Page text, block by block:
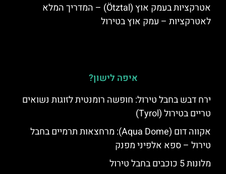
אטרקציות בעמק אוץ (Ötztal) – המדריך המלא
לאטרקציות – עמק אוץ בטירול
איפה לישון?
ירח דבש בחבל טירול: חופשה רומנטית לזוגות נשואים
טריים בטירול (Tyrol)
אקווה דום (Aqua Dome): מרחצאות תרמיים בחבל
טירול – ספא אלפיני מפנק
מלונות 5 כוכבים בחבל טירול